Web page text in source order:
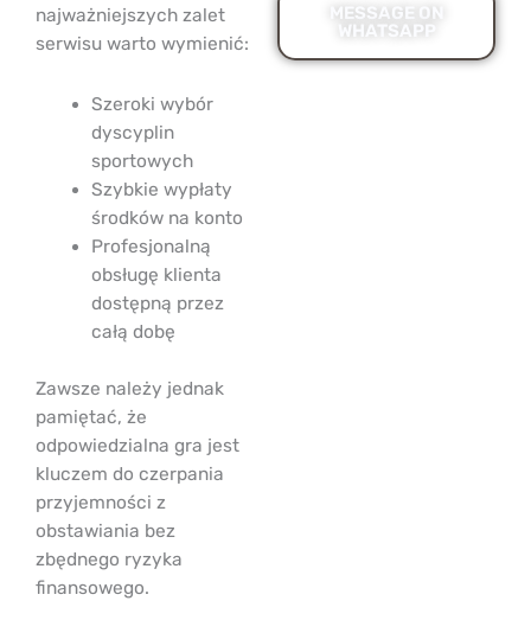
najważniejszych zalet
serwisu warto wymienić:
Szeroki wybór
dyscyplin
sportowych
Szybkie wypłaty
środków na konto
Profesjonalną
obsługę klienta
dostępną przez
całą dobę
Zawsze należy jednak
pamiętać, że
odpowiedzialna gra jest
kluczem do czerpania
przyjemności z
obstawiania bez
zbędnego ryzyka
finansowego.
MESSAGE ON
WHATSAPP